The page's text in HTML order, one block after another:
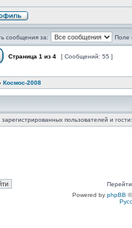
сообщения за: Поле
Страница 1 из 4 [ Сообщений: 55 ]
Космос-2008
пользователей и
Powered by phpBB